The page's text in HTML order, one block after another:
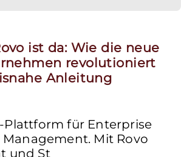
ist da: Wie die neue
revolutioniert
Anleitung
Plattform für Enterprise
Mit Rovo
und St